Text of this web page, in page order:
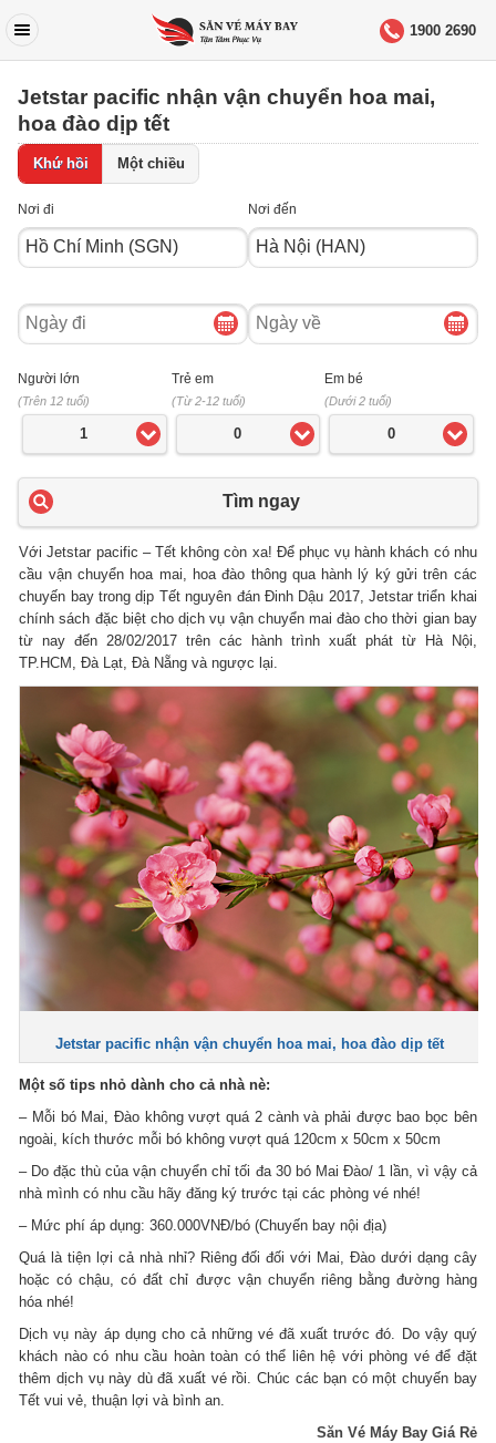
1900 2690
Jetstar pacific nhận vận chuyển hoa mai,
hoa đào dịp tết
Khứ hồi Một chiều
Nơi đi Nơi đến
Ngày
đi
Ngày
về
Người lớn
(Trên 12 tuổi)
1
Trẻ em
(Từ 2-12 tuổi)
0
Em bé
(Dưới 2 tuổi)
0
Tìm ngay
Với Jetstar pacific – Tết không còn xa! Để phục vụ hành khách có nhu
cầu vận chuyển hoa mai, hoa đào thông qua hành lý ký gửi trên các
chuyến bay trong dịp Tết nguyên đán Đinh Dậu 2017, Jetstar triển khai
chính sách đặc biệt cho dịch vụ vận chuyển mai đào cho thời gian bay
từ nay đến 28/02/2017 trên các hành trình xuất phát từ Hà Nội,
TP.HCM, Đà Lạt, Đà Nẵng và ngược lại.
Jetstar pacific nhận vận chuyển hoa mai, hoa đào dịp tết
Một số tips nhỏ dành cho cả nhà nè:
– Mỗi bó Mai, Đào không vượt quá 2 cành và phải được bao bọc bên
ngoài, kích thước mỗi bó không vượt quá 120cm x 50cm x 50cm
– Do đặc thù của vận chuyển chỉ tối đa 30 bó Mai Đào/ 1 lần, vì vậy cả
nhà mình có nhu cầu hãy đăng ký trước tại các phòng vé nhé!
– Mức phí áp dụng: 360.000VNĐ/bó (Chuyến bay nội địa)
Quá là tiện lợi cả nhà nhỉ? Riêng đối đối với Mai, Đào dưới dạng cây
hoặc có chậu, có đất chỉ được vận chuyển riêng bằng đường hàng
hóa nhé!
Dịch vụ này áp dụng cho cả những vé đã xuất trước đó. Do vậy quý
khách nào có nhu cầu hoàn toàn có thể liên hệ với phòng vé để đặt
thêm dịch vụ này dù đã xuất vé rồi. Chúc các bạn có một chuyến bay
Tết vui vẻ, thuận lợi và bình an.
Săn Vé Máy Bay Giá Rẻ